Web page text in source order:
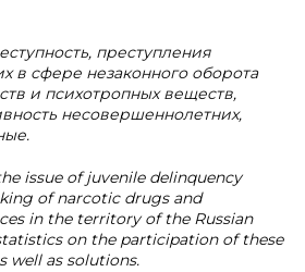
преступления
в сфере незаконного оборота
и психотропных веществ,
несовершеннолетних,
issue of juvenile delinquency
of narcotic drugs and
in the territory of the Russian
on the participation of these
well as solutions.